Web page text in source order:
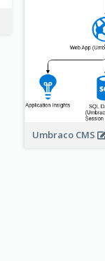
Umbraco CMS